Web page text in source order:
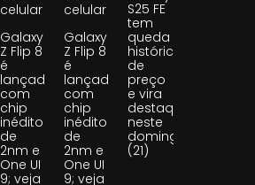
celular
Galaxy
Z Flip 8
é
lançado
com
chip
inédito
de
2nm e
One UI
9; veja
celular
Galaxy
Z Flip 8
é
lançado
com
chip
inédito
de
2nm e
One UI
9; veja
S25 FE
tem
queda
histórica
de
preço
e vira
destaque
neste
domingo
(21)